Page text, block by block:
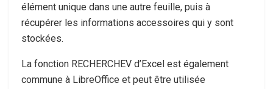
élément unique dans une autre feuille, puis à
récupérer les informations accessoires qui y sont
stockées.
La fonction RECHERCHEV d’Excel est également
commune à LibreOffice et peut être utilisée